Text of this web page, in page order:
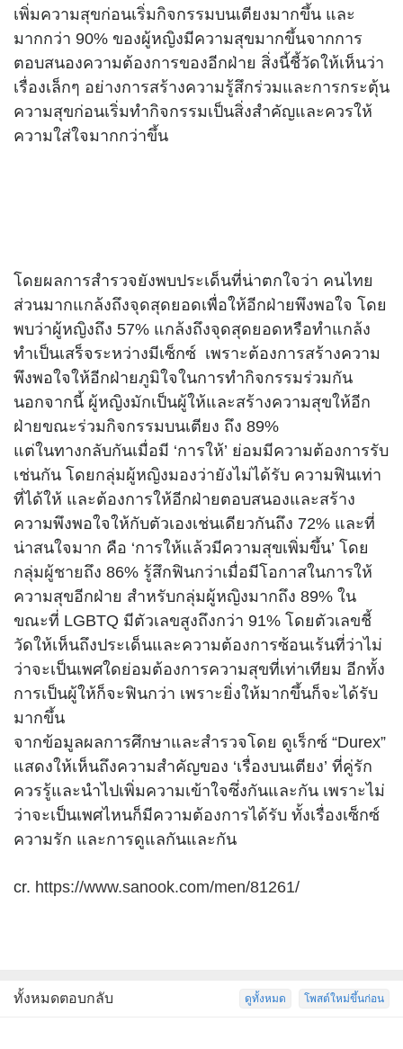
เพิ่มความสุขก่อนเริ่มกิจกรรมบนเตียงมากขึ้น และ
มากกว่า 90% ของผู้หญิงมีความสุขมากขึ้นจากการ
ตอบสนองความต้องการของอีกฝ่าย สิ่งนี้ชี้วัดให้เห็นว่า
เรื่องเล็กๆ อย่างการสร้างความรู้สึกร่วมและการกระตุ้น
ความสุขก่อนเริ่มทำกิจกรรมเป็นสิ่งสำคัญและควรให้
ความใส่ใจมากกว่าขึ้น
โดยผลการสำรวจยังพบประเด็นที่น่าตกใจว่า คนไทย
ส่วนมากแกล้งถึงจุดสุดยอดเพื่อให้อีกฝ่ายพึงพอใจ โดย
พบว่าผู้หญิงถึง 57% แกล้งถึงจุดสุดยอดหรือทำแกล้ง
ทำเป็นเสร็จระหว่างมีเซ็กซ์ เพราะต้องการสร้างความ
พึงพอใจให้อีกฝ่ายภูมิใจในการทำกิจกรรมร่วมกัน
นอกจากนี้ ผู้หญิงมักเป็นผู้ให้และสร้างความสุขให้อีก
ฝ่ายขณะร่วมกิจกรรมบนเตียง ถึง 89%
แต่ในทางกลับกันเมื่อมี ‘การให้’ ย่อมมีความต้องการรับ
เช่นกัน โดยกลุ่มผู้หญิงมองว่ายังไม่ได้รับ ความฟินเท่า
ที่ได้ให้ และต้องการให้อีกฝ่ายตอบสนองและสร้าง
ความพึงพอใจให้กับตัวเองเช่นเดียวกันถึง 72% และที่
น่าสนใจมาก คือ ‘การให้แล้วมีความสุขเพิ่มขึ้น’ โดย
กลุ่มผู้ชายถึง 86% รู้สึกฟินกว่าเมื่อมีโอกาสในการให้
ความสุขอีกฝ่าย สำหรับกลุ่มผู้หญิงมากถึง 89% ใน
ขณะที่ LGBTQ มีตัวเลขสูงถึงกว่า 91% โดยตัวเลขชี้
วัดให้เห็นถึงประเด็นและความต้องการซ้อนเร้นที่ว่าไม่
ว่าจะเป็นเพศใดย่อมต้องการความสุขที่เท่าเทียม อีกทั้ง
การเป็นผู้ให้ก็จะฟินกว่า เพราะยิ่งให้มากขึ้นก็จะได้รับ
มากขึ้น
จากข้อมูลผลการศึกษาและสำรวจโดย ดูเร็กซ์ “Durex”
แสดงให้เห็นถึงความสำคัญของ ‘เรื่องบนเตียง’ ที่คู่รัก
ควรรู้และนำไปเพิ่มความเข้าใจซึ่งกันและกัน เพราะไม่
ว่าจะเป็นเพศไหนก็มีความต้องการได้รับ ทั้งเรื่องเซ็กซ์
ความรัก และการดูแลกันและกัน
cr. https://www.sanook.com/men/81261/
โพสต์ใหม่ขึ้นก่อน
ดูทั้งหมด
ทั้งหมดตอบกลับ